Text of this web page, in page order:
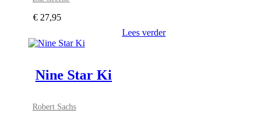
€ 27,95
Lees verder
Nine Star Ki
Robert Sachs